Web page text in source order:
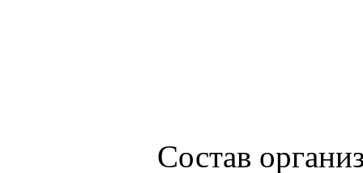
Состав